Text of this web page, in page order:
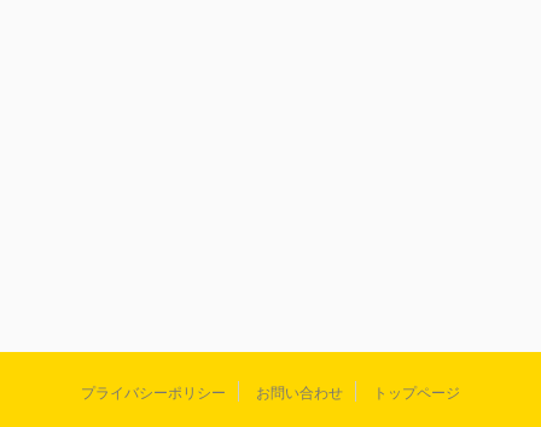
プライバシーポリシー お問い合わせ トップページ